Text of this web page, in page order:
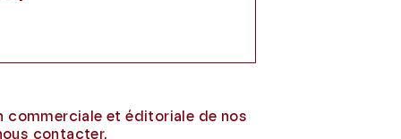
commerciale et éditoriale de nos
contacter.